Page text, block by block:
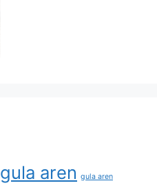
gula aren gula aren